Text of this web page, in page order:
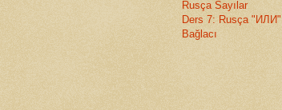
Rusça Sayılar
Ders 7: Rusça "ИЛИ"
Bağlacı